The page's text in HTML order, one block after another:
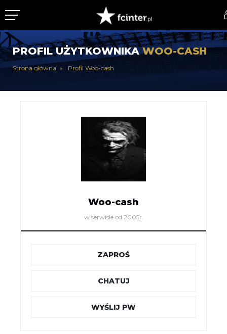
KLUB
DRUŻYNA
PROFIL UŻYTKOWNIKAWOO-CASH
Strona główna Profil Woo-cash
Woo-cash
w serwisie od 2005r.
ZAPROŚ
CHATUJ
WYŚLIJ PW